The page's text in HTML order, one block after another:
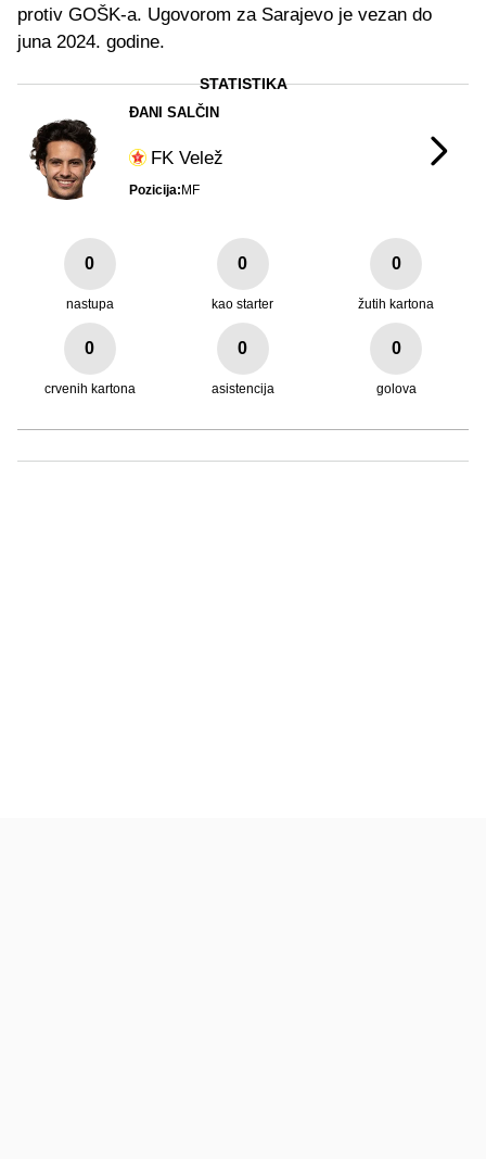
protiv GOŠK-a. Ugovorom za Sarajevo je vezan do
juna 2024. godine.
ĐANI SALČIN
FK Velež
Pozicija:MF
STATISTIKA
0
nastupa
0
kao starter
0
žutih kartona
0
crvenih kartona
0
asistencija
0
golova